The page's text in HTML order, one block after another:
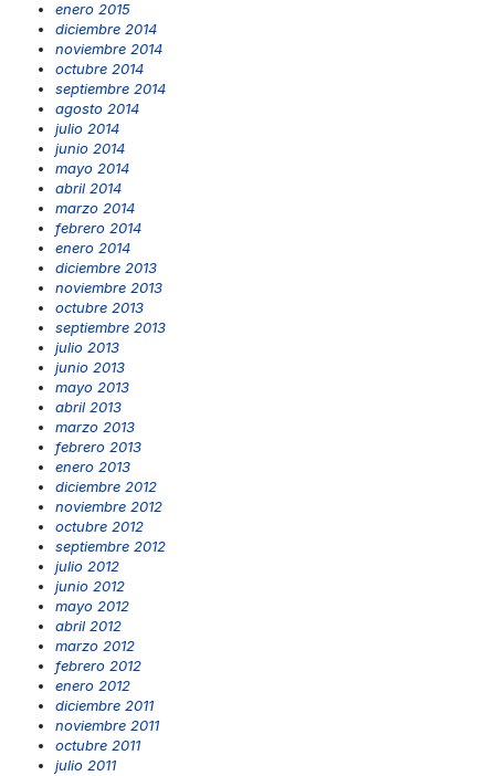
enero 2015
diciembre 2014
noviembre 2014
octubre 2014
septiembre 2014
agosto 2014
julio 2014
junio 2014
mayo 2014
abril 2014
marzo 2014
febrero 2014
enero 2014
diciembre 2013
noviembre 2013
octubre 2013
septiembre 2013
julio 2013
junio 2013
mayo 2013
abril 2013
marzo 2013
febrero 2013
enero 2013
diciembre 2012
noviembre 2012
octubre 2012
septiembre 2012
julio 2012
junio 2012
mayo 2012
abril 2012
marzo 2012
febrero 2012
enero 2012
diciembre 2011
noviembre 2011
octubre 2011
julio 2011